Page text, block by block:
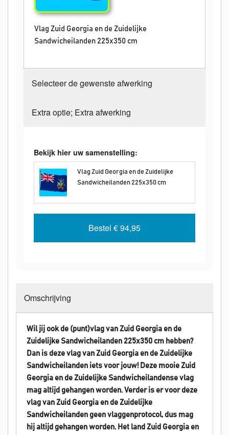
Vlag Zuid Georgia en de Zuidelijke
Sandwicheilanden 225x350 cm
Selecteer de gewenste afwerking
Extra optie; Extra afwerking
Bekijk hier uw samenstelling:
Vlag Zuid Georgia en de Zuidelijke
Sandwicheilanden 225x350 cm
Bestel € 94,95
Omschrijving
Wil jij ook de (punt)vlag van Zuid Georgia en de
Zuidelijke Sandwicheilanden 225x350 cm hebben?
Dan is deze vlag van Zuid Georgia en de Zuidelijke
Sandwicheilanden iets voor jouw! Deze mooie Zuid
Georgia en de Zuidelijke Sandwicheilandense vlag
mag altijd gehangen worden. Verder is er voor deze
vlag van Zuid Georgia en de Zuidelijke
Sandwicheilanden geen vlaggenprotocol, dus mag
hij altijd gehangen worden. Het land Zuid Georgia en